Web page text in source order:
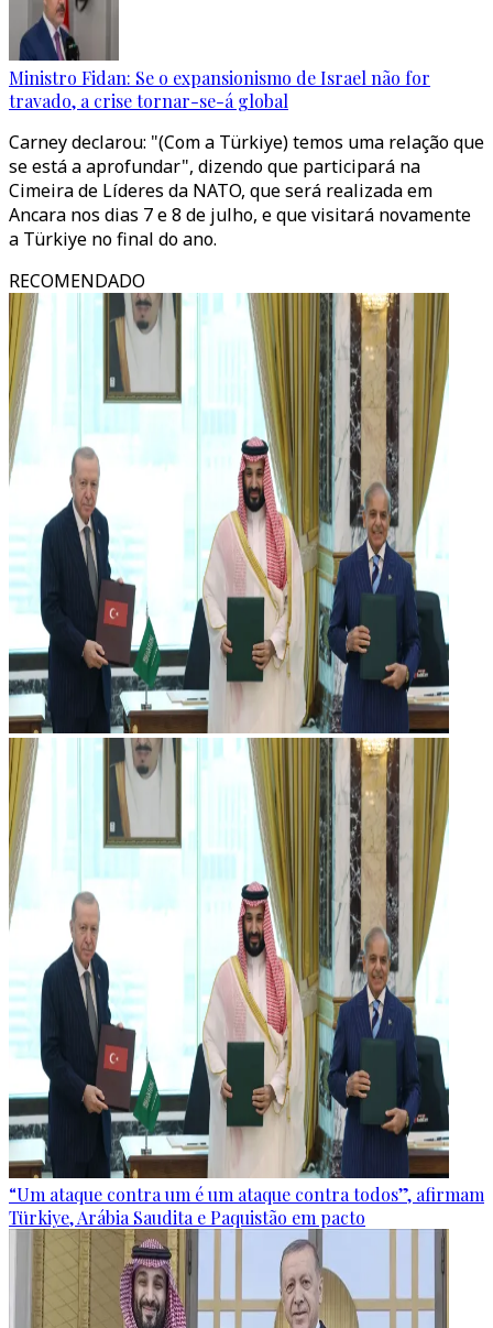
Ministro Fidan: Se o expansionismo de Israel não for
travado, a crise tornar-se-á global
Carney declarou: "(Com a Türkiye) temos uma relação que
se está a aprofundar", dizendo que participará na
Cimeira de Líderes da NATO, que será realizada em
Ancara nos dias 7 e 8 de julho, e que visitará novamente
a Türkiye no final do ano.
RECOMENDADO
“Um ataque contra um é um ataque contra todos”, afirmam
Türkiye, Arábia Saudita e Paquistão em pacto